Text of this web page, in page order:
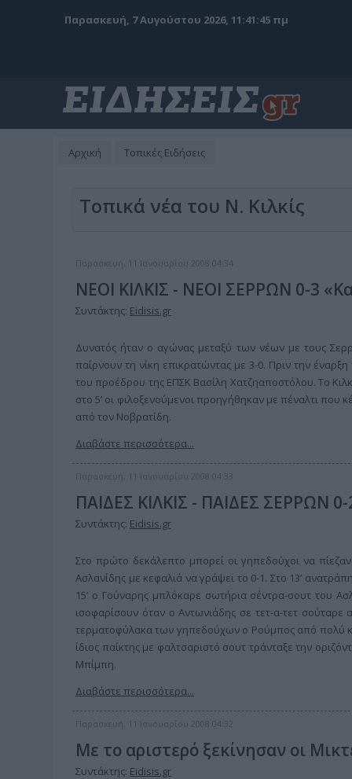
Παρασκευή, 7 Αυγούστου 2026, 11:41:47 πμ
Αρχική Τοπικές Ειδήσεις
Τοπικά νέα του Ν. Κιλκίς
Παρασκευή, 11 Ιανουαρίου 2008 04:34
ΝΕΟΙ ΚΙΛΚΙΣ - ΝΕΟΙ ΣΕΡΡΩΝ 0-3
Συντάκτης: Eidisis.gr
Δυνατός ήταν ο αγώνας μεταξύ των νέων με τους
παίρνουν τη νίκη επικρατώντας με 3-0. Πριν την
του προέδρου της ΕΠΣΚ Βασίλη Χατζηαποστόλου. Το
στο 5’ οι φιλοξενούμενοι προηγήθηκαν με πέναλτι που
από τον Νοβρατίδη.
Διαβάστε περισσότερα...
Παρασκευή, 11 Ιανουαρίου 2008 04:33
ΠΑΙΔΕΣ ΚΙΛΚΙΣ - ΠΑΙΔΕΣ ΣΕΡΡΩΝ
Συντάκτης: Eidisis.gr
Στο πρώτο δεκάλεπτο μπορεί οι γηπεδούχοι να
Ασλανίδης με κεφαλιά να γράψει το 0-1. Στο 13’
15’ ο Γούναρης μπλόκαρε σωτήρια σέντρα-σουτ του
ισοφαρίσουν όταν ο Αντωνιάδης σε τετ-α-τετ
τερματοφύλακα των γηπεδούχων ο Ρούμπος από πολύ
ίδιος παίκτης με φαλτσαριστό σουτ τράνταξε την
Μπίμπη.
Διαβάστε περισσότερα...
Παρασκευή, 11 Ιανουαρίου 2008 04:32
Με το αριστερό ξεκίνησαν οι
Συντάκτης: Eidisis.gr